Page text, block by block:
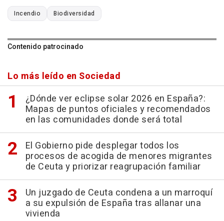
Incendio Biodiversidad
Contenido patrocinado
Lo más leído en Sociedad
¿Dónde ver eclipse solar 2026 en España?:
Mapas de puntos oficiales y recomendados
en las comunidades donde será total
El Gobierno pide desplegar todos los
procesos de acogida de menores migrantes
de Ceuta y priorizar reagrupación familiar
Un juzgado de Ceuta condena a un marroquí
a su expulsión de España tras allanar una
vivienda